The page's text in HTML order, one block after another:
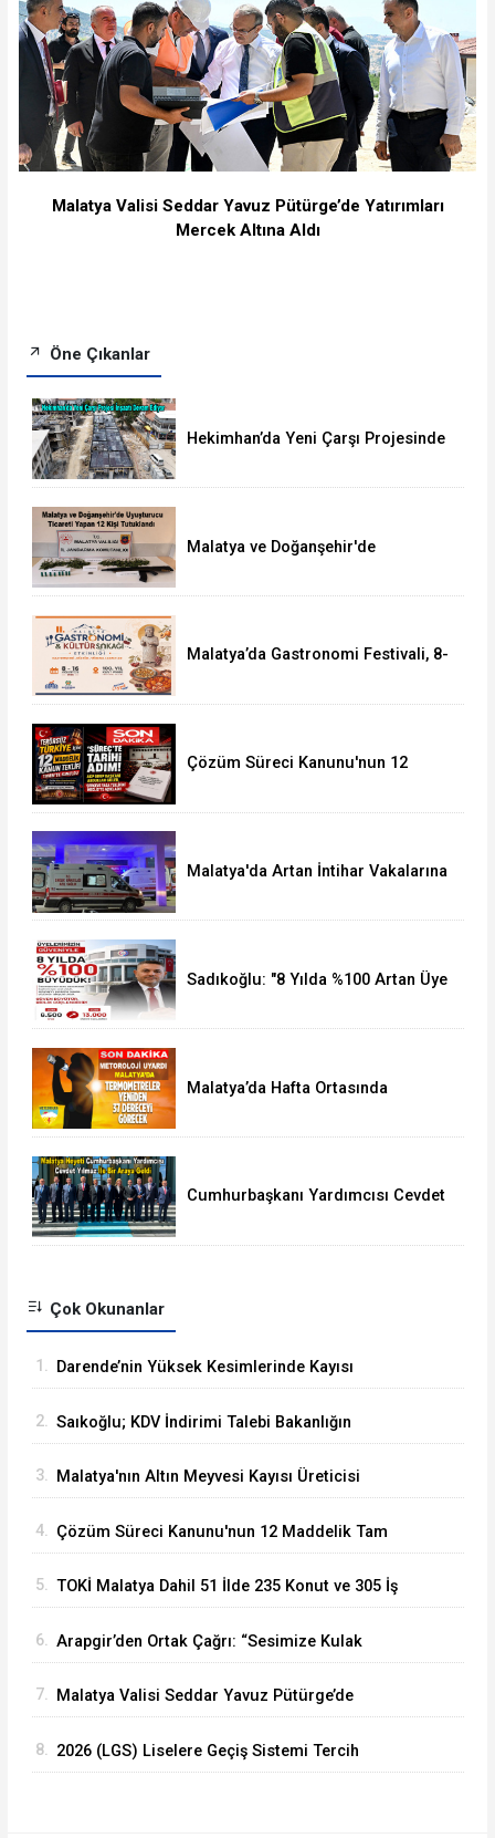
Malatya Valisi Seddar Yavuz Pütürge’de Yatırımları
Mercek Altına Aldı
Öne Çıkanlar
Hekimhan’da Yeni Çarşı Projesinde
Malatya ve Doğanşehir'de
Malatya’da Gastronomi Festivali, 8-
Çözüm Süreci Kanunu'nun 12
Malatya'da Artan İntihar Vakalarına
Sadıkoğlu: "8 Yılda %100 Artan Üye
Malatya’da Hafta Ortasında
Cumhurbaşkanı Yardımcısı Cevdet
Çok Okunanlar
1. Darende’nin Yüksek Kesimlerinde Kayısı
2. Saıkoğlu; KDV İndirimi Talebi Bakanlığın
3. Malatya'nın Altın Meyvesi Kayısı Üreticisi
4. Çözüm Süreci Kanunu'nun 12 Maddelik Tam
5. TOKİ Malatya Dahil 51 İlde 235 Konut ve 305 İş
6. Arapgir’den Ortak Çağrı: “Sesimize Kulak
7. Malatya Valisi Seddar Yavuz Pütürge’de
8. 2026 (LGS) Liselere Geçiş Sistemi Tercih